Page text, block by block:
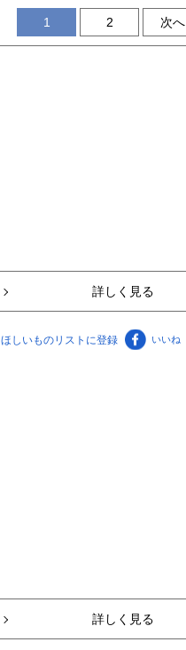
1 2 次へ
詳しく見る
ほしいものリストに登録 いいね
詳しく見る